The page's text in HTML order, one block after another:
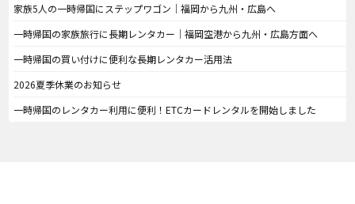
家族5人の一時帰国にステップワゴン｜福岡から九州・広島へ
一時帰国の家族旅行に長期レンタカー｜福岡空港から九州・広島方面へ
一時帰国の買い付けに便利な長期レンタカー活用法
2026夏季休業のお知らせ
一時帰国のレンタカー利用に便利！ETCカードレンタルを開始しました